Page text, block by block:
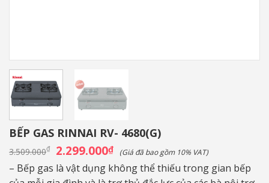
BẾP GAS RINNAI RV- 4680(G)
3.509.000₫ Giá
gốc
là:
3.509.000₫.
2.299.000₫Giá
hiện
tại
là:
(Giá đã bao gồm 10% VAT)
– Bếp gas là vật dụng không thể thiếu trong gian bếp